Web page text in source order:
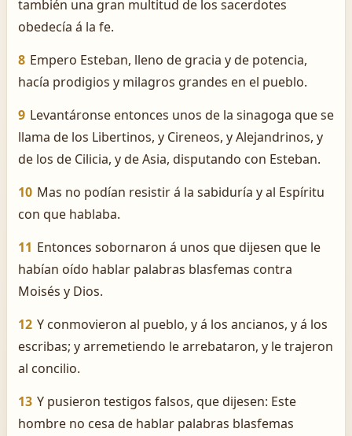
también una gran multitud de los sacerdotes
obedecía á la fe.
8 Empero Esteban, lleno de gracia y de potencia,
hacía prodigios y milagros grandes en el pueblo.
9 Levantáronse entonces unos de la sinagoga que se
llama de los Libertinos, y Cireneos, y Alejandrinos, y
de los de Cilicia, y de Asia, disputando con Esteban.
10 Mas no podían resistir á la sabiduría y al Espíritu
con que hablaba.
11 Entonces sobornaron á unos que dijesen que le
habían oído hablar palabras blasfemas contra
Moisés y Dios.
12 Y conmovieron al pueblo, y á los ancianos, y á los
escribas; y arremetiendo le arrebataron, y le trajeron
al concilio.
13 Y pusieron testigos falsos, que dijesen: Este
hombre no cesa de hablar palabras blasfemas